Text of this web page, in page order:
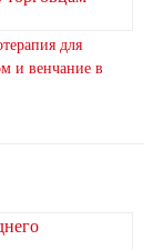
для
и венчание в